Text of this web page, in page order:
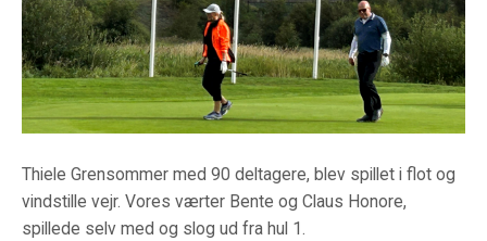
Thiele Grensommer med 90 deltagere, blev spillet i flot og
vindstille vejr. Vores værter Bente og Claus Honore,
spillede selv med og slog ud fra hul 1.